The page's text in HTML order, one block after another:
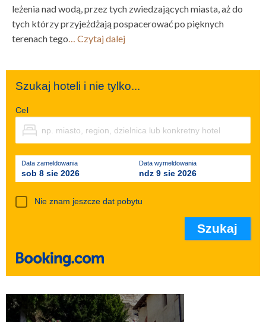
leżenia nad wodą, przez tych zwiedzających miasta, aż do
tych którzy przyjeżdżają pospacerować po pięknych
terenach tego… Czytaj dalej
Szukaj hoteli i nie tylko...
Cel
Data zameldowania
sob 8 sie 2026
Data wymeldowania
ndz 9 sie 2026
Nie znam jeszcze dat pobytu